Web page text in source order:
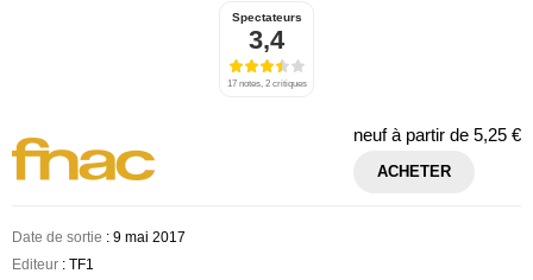
Spectateurs
3,4
17 notes, 2 critiques
neuf à partir de 5,25 €
ACHETER
Date de sortie : 9 mai 2017
Editeur : TF1